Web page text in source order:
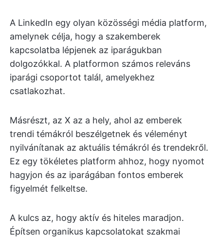
A LinkedIn egy olyan közösségi média platform,
amelynek célja, hogy a szakemberek
kapcsolatba lépjenek az iparágukban
dolgozókkal. A platformon számos releváns
iparági csoportot talál, amelyekhez
csatlakozhat.
Másrészt, az X az a hely, ahol az emberek
trendi témákról beszélgetnek és véleményt
nyilvánítanak az aktuális témákról és trendekről.
Ez egy tökéletes platform ahhoz, hogy nyomot
hagyjon és az iparágában fontos emberek
figyelmét felkeltse.
A kulcs az, hogy aktív és hiteles maradjon.
Építsen organikus kapcsolatokat szakmai